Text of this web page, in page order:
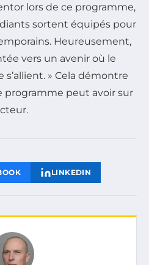
lors de ce programme,
sortent équipés pour
Heureusement,
vers un avenir où le
» Cela démontre
programme peut avoir sur
LINKEDIN